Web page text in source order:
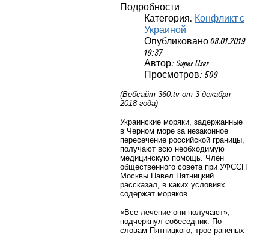
Подробности
Категория: Конфликт с
Украиной
Опубликовано 08.01.2019
19:37
Автор: Super User
Просмотров: 509
(Вебсайт 360. tv от 3 декабря
2018 года)
Украинские моряки, задержанные
в Черном море за незаконное
пересечение российской границы,
получают всю необходимую
медицинскую помощь. Член
общественного совета при УФССП
Москвы Павел Пятницкий
рассказал, в каких условиях
содержат моряков.
«Все лечение они получают», —
подчеркнул собеседник. По
словам Пятницкого, трое раненых